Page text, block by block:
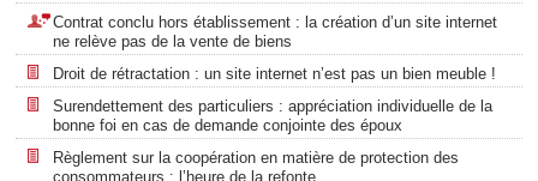
Contrat conclu hors établissement : la création d’un site internet
ne relève pas de la vente de biens
Droit de rétractation : un site internet n’est pas un bien meuble !
Surendettement des particuliers : appréciation individuelle de la
bonne foi en cas de demande conjointe des époux
Règlement sur la coopération en matière de protection des
consommateurs : l’heure de la refonte